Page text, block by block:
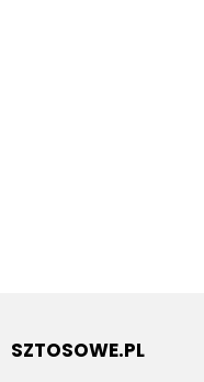
SZTOSOWE.PL